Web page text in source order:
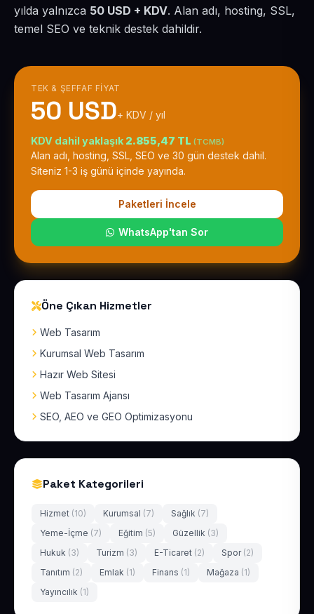
yılda yalnızca 50 USD + KDV. Alan adı, hosting, SSL,
temel SEO ve teknik destek dahildir.
TEK & ŞEFFAF FIYAT
50 USD+ KDV / yıl
KDV dahil yaklaşık 2.855,47 TL (TCMB)
Alan adı, hosting, SSL, SEO ve 30 gün destek dahil.
Siteniz 1-3 iş günü içinde yayında.
Paketleri İncele
WhatsApp'tan Sor
Öne Çıkan Hizmetler
Web Tasarım
Kurumsal Web Tasarım
Hazır Web Sitesi
Web Tasarım Ajansı
SEO, AEO ve GEO Optimizasyonu
Paket Kategorileri
Hizmet (10) Kurumsal (7) Sağlık (7)
Yeme-İçme (7) Eğitim (5) Güzellik (3)
Hukuk (3) Turizm (3) E-Ticaret (2) Spor (2)
Tanıtım (2) Emlak (1) Finans (1) Mağaza (1)
Yayıncılık (1)